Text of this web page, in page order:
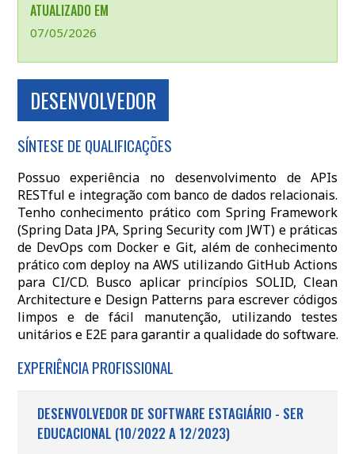
ATUALIZADO EM
07/05/2026
DESENVOLVEDOR
SÍNTESE DE QUALIFICAÇÕES
Possuo experiência no desenvolvimento de APIs
RESTful e integração com banco de dados relacionais.
Tenho conhecimento prático com Spring Framework
(Spring Data JPA, Spring Security com JWT) e práticas
de DevOps com Docker e Git, além de conhecimento
prático com deploy na AWS utilizando GitHub Actions
para CI/CD. Busco aplicar princípios SOLID, Clean
Architecture e Design Patterns para escrever códigos
limpos e de fácil manutenção, utilizando testes
unitários e E2E para garantir a qualidade do software.
EXPERIÊNCIA PROFISSIONAL
DESENVOLVEDOR DE SOFTWARE ESTAGIÁRIO - SER
EDUCACIONAL (10/2022 A 12/2023)